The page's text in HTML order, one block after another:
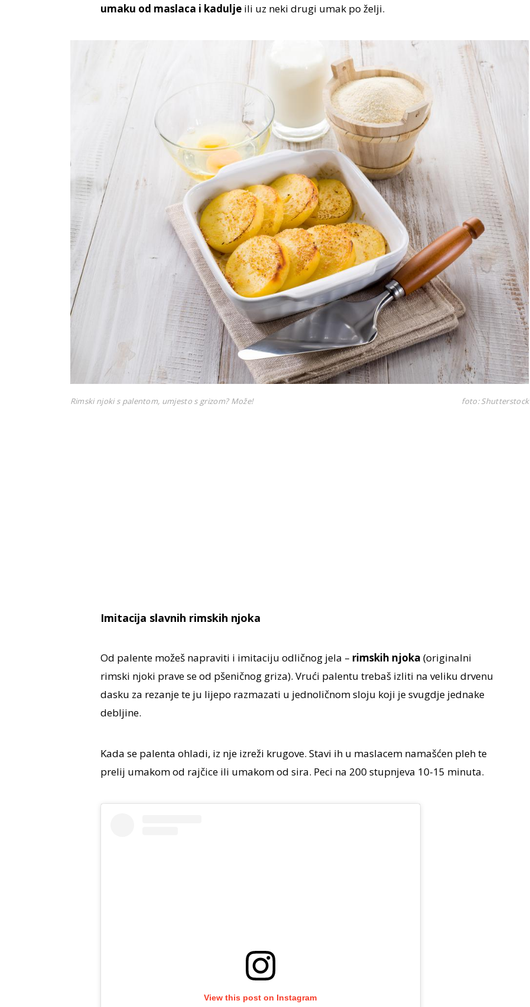
umaku od maslaca i kaduljeili uz neki drugi umak po želji.
Rimski njoki s palentom, umjesto s grizom? Može! foto: Shutterstock
Imitacija slavnih rimskih njoka
Od palente možeš napraviti i imitaciju odličnog jela – rimskih njoka (originalni
rimski njoki prave se od pšeničnog griza). Vrući palentu trebaš izliti na veliku drvenu
dasku za rezanje te ju lijepo razmazati u jednoličnom sloju koji je svugdje jednake
debljine.
Kada se palenta ohladi, iz nje izreži krugove. Stavi ih u maslacem namašćen pleh te
prelij umakom od rajčice ili umakom od sira. Peci na 200 stupnjeva 10-15 minuta.
View this post on Instagram